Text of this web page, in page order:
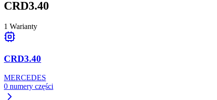
CRD3.40
1 Warianty
CRD3.40
MERCEDES
0 numery części